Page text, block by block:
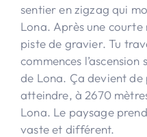
sentier en zigzag qui
Lona. Après une
piste de gravier. Tu
commences
de Lona. Ça devient de
atteindre, à 2670
Lona. Le paysage
vaste et différent.